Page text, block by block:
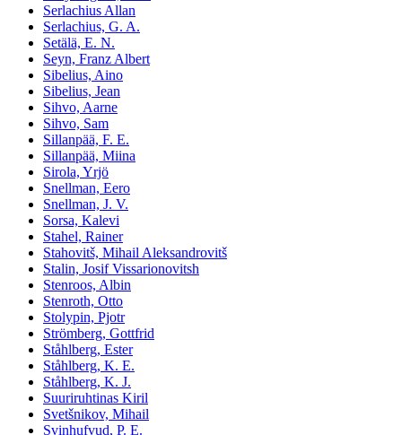
Serlachius Allan
Serlachius, G. A.
Setälä, E. N.
Seyn, Franz Albert
Sibelius, Aino
Sibelius, Jean
Sihvo, Aarne
Sihvo, Sam
Sillanpää, F. E.
Sillanpää, Miina
Sirola, Yrjö
Snellman, Eero
Snellman, J. V.
Sorsa, Kalevi
Stahel, Rainer
Stahovitš, Mihail Aleksandrovitš
Stalin, Josif Vissarionovitsh
Stenroos, Albin
Stenroth, Otto
Stolypin, Pjotr
Strömberg, Gottfrid
Ståhlberg, Ester
Ståhlberg, K. E.
Ståhlberg, K. J.
Suuriruhtinas Kiril
Svetšnikov, Mihail
Svinhufvud, P. E.